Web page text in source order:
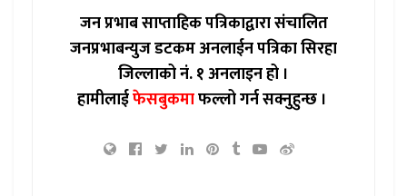
जन प्रभाब साप्ताहिक पत्रिकाद्वारा संचालित
जनप्रभाबन्युज डटकम अनलाईन पत्रिका सिरहा
जिल्लाको नं. १ अनलाइन हो ।
हामीलाईफेसबुकमाफल्लो गर्न सक्नुहुन्छ ।